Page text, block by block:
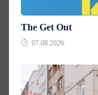
The Get Out
07.08.2026.